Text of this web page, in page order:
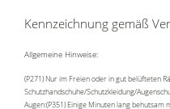
Kennzeichnung gemäß
Allgemeine Hinweise:
(P271) Nur im Freien oder in gut belüfteten
Schutzhandschuhe/Schutzkleidung/
Augen:(P351) Einige Minuten lang behutsam